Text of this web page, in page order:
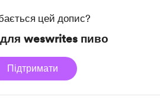
цей допис?
weswrites пиво
Підтримати